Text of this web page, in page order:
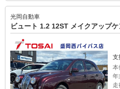
光岡自動車
ビュート 1.2 12ST メイクアップ
支
本
年
走